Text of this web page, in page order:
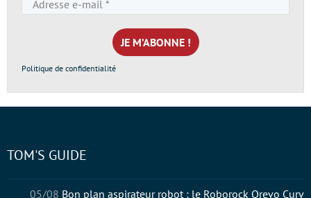
e-
mail
*
Politique de confidentialité
TOM'S GUIDE
05/08 Bon plan aspirateur robot : le Roborock Qrevo Curv